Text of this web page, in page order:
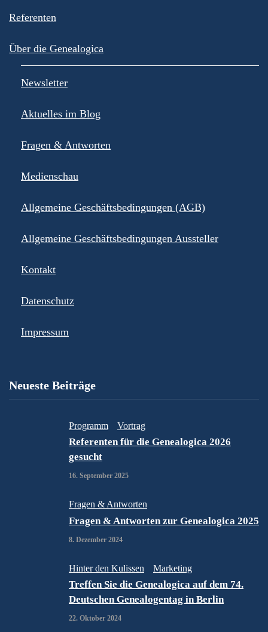
Referenten
Über die Genealogica
Newsletter
Aktuelles im Blog
Fragen & Antworten
Medienschau
Allgemeine Geschäftsbedingungen (AGB)
Allgemeine Geschäftsbedingungen Aussteller
Kontakt
Datenschutz
Impressum
Neueste Beiträge
Programm Vortrag
Referenten für die Genealogica 2026
gesucht
16. September 2025
Fragen & Antworten
Fragen & Antworten zur Genealogica 2025
8. Dezember 2024
Hinter den Kulissen Marketing
Treffen Sie die Genealogica auf dem 74.
Deutschen Genealogentag in Berlin
22. Oktober 2024